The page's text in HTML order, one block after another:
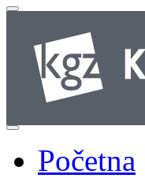
Početna